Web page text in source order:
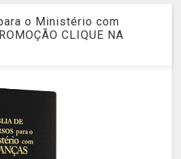
o Ministério com
CLIQUE NA